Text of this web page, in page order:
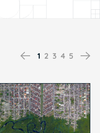
Previous
1 2 3 4 5